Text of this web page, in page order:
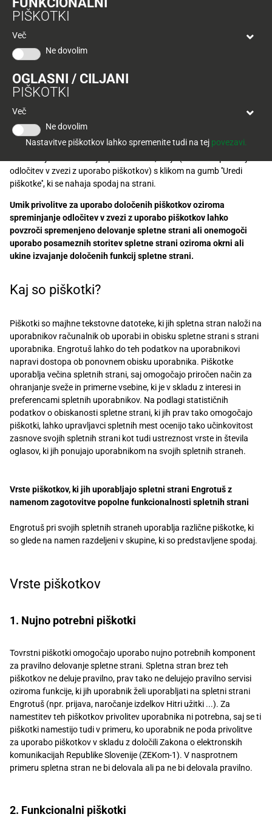
PIŠKOTKI
Več
Ne dovolim
OGLASNI / CILJANI
PIŠKOTKI
Več
Ne dovolim
Nastavitve piškotkov lahko spremenite tudi na tej povezavi.
Ponudba
velja
30.
2026
POGLEJTE IZDELKE
Nastavitve piškotkov za Google Analytics lahko omogočite ali
onemogočite
. Več informaciji o Google Analytics je dostopno
na Politiki o varstvu osebnih podatkov.
delovanje oziroma uporabo privolitev s strani uporabnika v skladu z
določili zakonodaje ni potrebna. Za vse ostale piškotke, ki niso nujni
za delovanje spletne strani, je potrebna privolitev s strani
priporočljivo, da uporabnik poda privolitev za uporabo piškotkov.
Uporabnik lahko svoje privolitve za uporabo posameznih piškotkov,
odločitev v zvezi z uporabo piškotkov) s klikom na gumb ''Uredi
piškotke'', ki se nahaja spodaj na strani.
Umik privolitve za uporabo določenih piškotkov oziroma
spreminjanje odločitev v zvezi z uporabo piškotkov lahko
povzroči spremenjeno delovanje spletne strani ali onemogoči
uporabo posameznih storitev spletne strani oziroma okrni ali
ukine izvajanje določenih funkcij spletne strani.
Kaj so piškotki?
Piškotki so majhne tekstovne datoteke, ki jih spletna stran naloži na
uporabnikov računalnik ob uporabi in obisku spletne strani s strani
uporabnika. Engrotuš lahko do teh podatkov na uporabnikovi
napravi dostopa ob ponovnem obisku uporabnika. Piškotke
uporablja večina spletnih strani, saj omogočajo priročen način za
ohranjanje sveže in primerne vsebine, ki je v skladu z interesi in
preferencami spletnih uporabnikov. Na podlagi statističnih
podatkov o obiskanosti spletne strani, ki jih prav tako omogočajo
piškotki, lahko upravljavci spletnih mest ocenijo tako učinkovitost
zasnove svojih spletnih strani kot tudi ustreznost vrste in števila
oglasov, ki jih ponujajo uporabnikom na svojih spletnih straneh.
Vrste piškotkov, ki jih uporabljajo spletni strani Engrotuš z
namenom zagotovitve popolne funkcionalnosti spletnih strani
Engrotuš pri svojih spletnih straneh uporablja različne piškotke, ki
so glede na namen razdeljeni v skupine, ki so predstavljene spodaj.
Vrste piškotkov
1. Nujno potrebni piškotki
Tovrstni piškotki omogočajo uporabo nujno potrebnih komponent
za pravilno delovanje spletne strani. Spletna stran brez teh
piškotkov ne deluje pravilno, prav tako ne delujejo pravilno servisi
oziroma funkcije, ki jih uporabnik želi uporabljati na spletni strani
Engrotuš (npr. prijava, naročanje izdelkov Hitri užitki ...). Za
namestitev teh piškotkov privolitev uporabnika ni potrebna, saj se ti
piškotki namestijo tudi v primeru, ko uporabnik ne poda privolitve
za uporabo piškotkov v skladu z določili Zakona o elektronskih
komunikacijah Republike Slovenije (ZEKom-1). V nasprotnem
primeru spletna stran ne bi delovala ali pa ne bi delovala pravilno.
2. Funkcionalni piškotki